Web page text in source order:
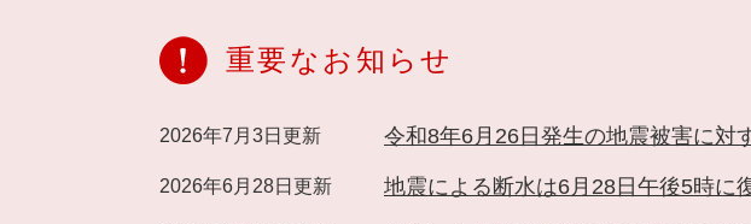
重要なお知らせ
2026年7月3日更新 令和8年6月26日発生の地震被害に対
2026年6月28日更新 地震による断水は6月28日午後5時に